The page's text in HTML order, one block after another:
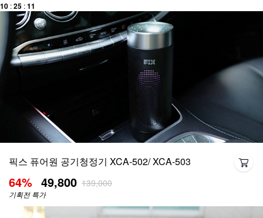
10 :25 :11
픽스 퓨어원 공기청정기 XCA-502/ XCA-503
64% 49,800 139,000
기획전 특가